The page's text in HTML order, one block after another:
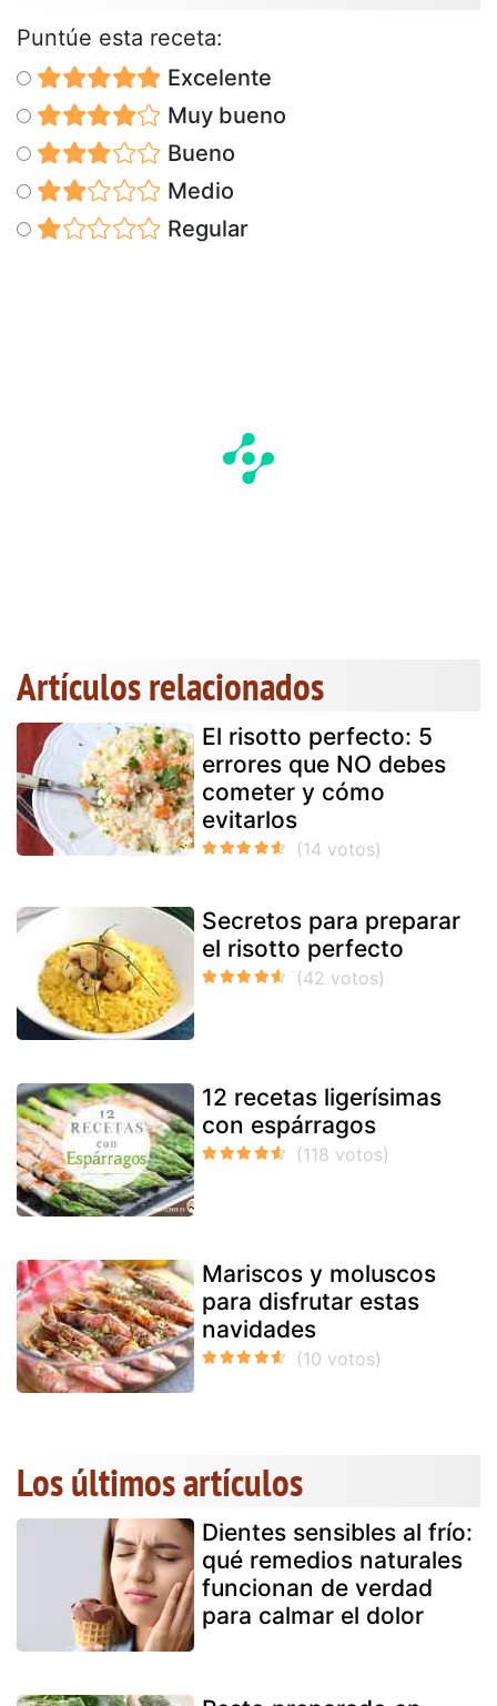
Puntúe esta receta:
Excelente
Muy bueno
Bueno
Medio
Regular
Artículos relacionados
El risotto perfecto: 5
errores que NO debes
cometer y cómo
evitarlos
Secretos para preparar
el risotto perfecto
12 recetas ligerísimas
con espárragos
Mariscos y moluscos
para disfrutar estas
navidades
Los últimos artículos
Dientes sensibles al frío:
qué remedios naturales
funcionan de verdad
para calmar el dolor